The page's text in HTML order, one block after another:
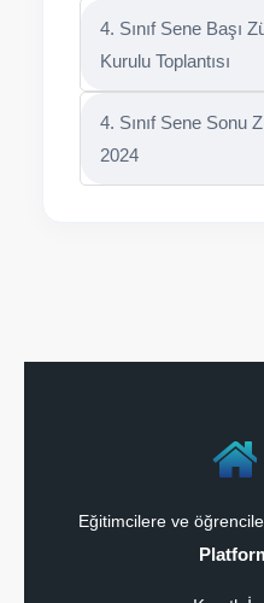
4. Sınıf Sene Başı
Kurulu Toplantısı
4. Sınıf Sene Sonu
2024
Eğitimcilere ve